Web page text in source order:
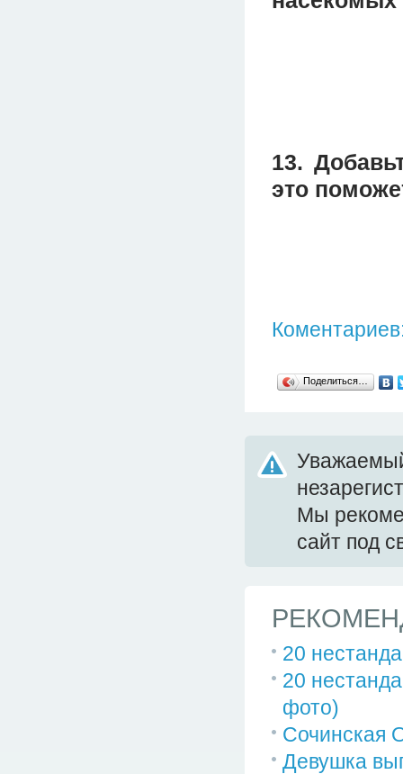
13.
это
Поделиться…
Мы
сайт под
20
20
фото)
Сочинская
Девушка